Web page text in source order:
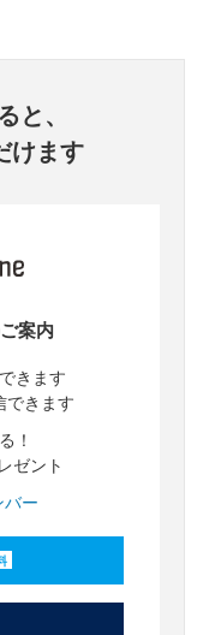
と、
けます
案内
きます
できます
！
ゼント
ー